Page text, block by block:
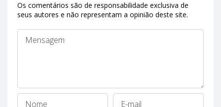
Os comentários são de responsabilidade exclusiva de
seus autores e não representam a opinião deste site.